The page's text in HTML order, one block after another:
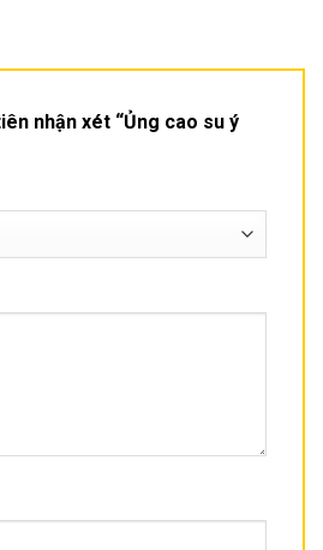
nhận xét “Ủng cao su ý